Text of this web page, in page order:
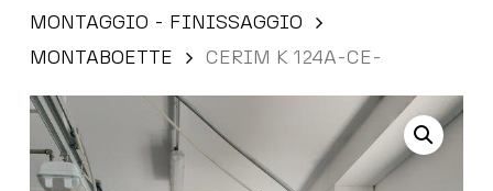
MONTAGGIO - FINISSAGGIO
MONTABOETTE
CERIM K 124A-CE-